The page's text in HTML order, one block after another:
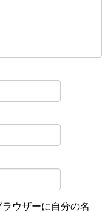
ウザーに自分の名